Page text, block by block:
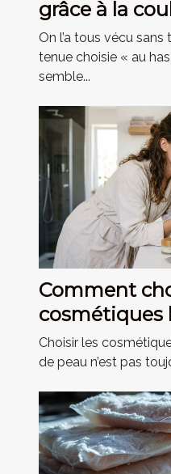
grâce à la
vêtements ?
On l’a tous vécu sans
tenue choisie « au
semble...
Comment
cosmétiques
différents
Choisir les
de peau n’est pas